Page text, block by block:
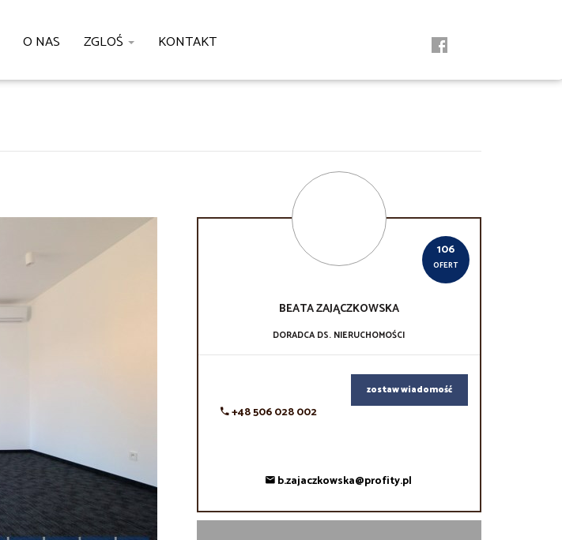
O NAS ZGLOŚ KONTAKT
106
OFERT
BEATAZAJĄCZKOWSKA
DORADCA DS. NIERUCHOMOŚCI
+48 506 028 002
zostaw wiadomość
b.zajaczkowska@profity.pl